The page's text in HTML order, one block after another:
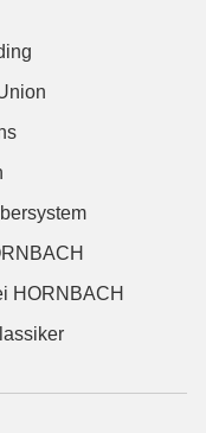
HORNBACH